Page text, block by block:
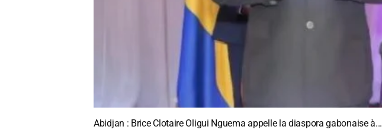
Abidjan : Brice Clotaire Oligui Nguema appelle la diaspora gabonaise à...